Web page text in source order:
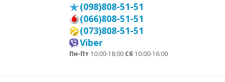
(098)808-51-51
(066)808-51-51
(073)808-51-51
Viber
Пн-Пт 10:00-18:00 Сб 10:00-16:00